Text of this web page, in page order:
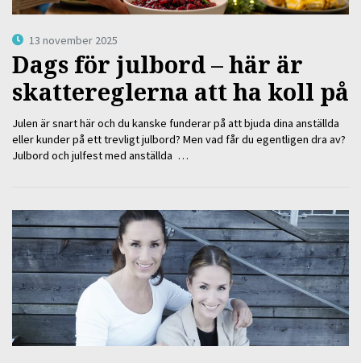
13 november 2025
Dags för julbord – här är
skattereglerna att ha koll på
Julen är snart här och du kanske funderar på att bjuda dina anställda
eller kunder på ett trevligt julbord? Men vad får du egentligen dra av?
Julbord och julfest med anställda …